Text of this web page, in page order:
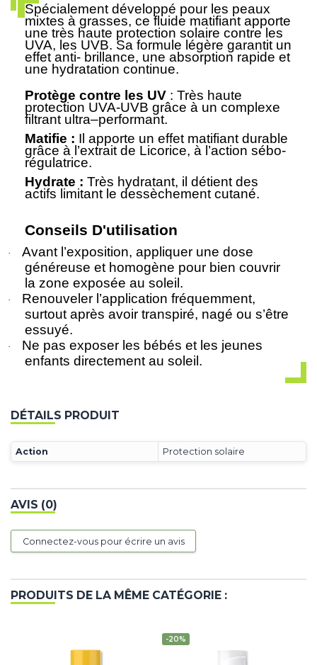
Spécialement développé pour les peaux
mixtes à grasses, ce fluide matifiant apporte
une très haute protection solaire contre les
UVA, les UVB. Sa formule légère garantit un
effet anti- brillance, une absorption rapide et
une hydratation continue.
Protège contre les UV : Très haute
protection UVA-UVB grâce à un complexe
filtrant ultra–performant.
Matifie : Il apporte un effet matifiant durable
grâce à l’extrait de Licorice, à l’action sébo-
régulatrice.
Hydrate : Très hydratant, il détient des
actifs limitant le dessèchement cutané.
Conseils D'utilisation
·
Avant l’exposition, appliquer une dose
généreuse et homogène pour bien couvrir
la zone exposée au soleil.
·
Renouveler l’application fréquemment,
surtout après avoir transpiré, nagé ou s’être
essuyé.
·
Ne pas exposer les bébés et les jeunes
enfants directement au soleil.
DÉTAILS PRODUIT
Action Protection solaire
AVIS (0)
Connectez-vous pour écrire un avis
PRODUITS DE LA MÊME CATÉGORIE :
-20%